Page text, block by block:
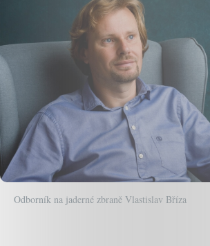
Odborník na jaderné zbraně Vlastislav Bříza